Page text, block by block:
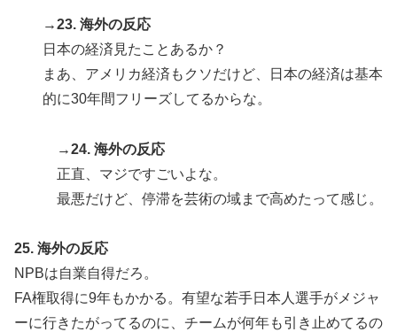
→23. 海外の反応
日本の経済見たことあるか？
まあ、アメリカ経済もクソだけど、日本の経済は基本
的に30年間フリーズしてるからな。
→24. 海外の反応
正直、マジですごいよな。
最悪だけど、停滞を芸術の域まで高めたって感じ。
25. 海外の反応
NPBは自業自得だろ。
FA権取得に9年もかかる。有望な若手日本人選手がメジャ
ーに行きたがってるのに、チームが何年も引き止めてるの